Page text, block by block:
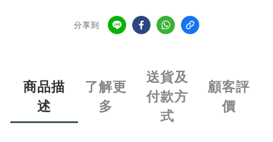
分享到
商品描
述
了解更
多
送貨及
付款方
式
顧客評
價